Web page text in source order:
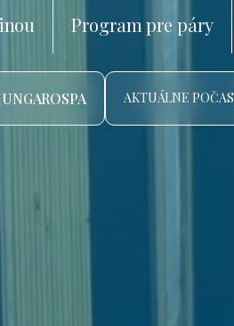
Program pre páry
AKTUÁLNE